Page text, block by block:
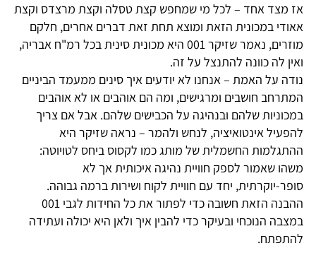
אז מצד אחד – לכל מי שמחפש קצת טסלה וקצת מרצדס וקצת
אאודי במכונית הזאת ומוצא תחת זאת דברים אחרים, חלקם
מוזרים, נאמר שזיקר 001 היא מכונית סינית בכל רמ"ח אבריה,
ואין לה כוונה להתנצל על זה.
נודה על האמת – אנחנו לא יודעים איך סינים ממעמד הביניים
המתרחב חושבים ומרגישים, ומה הם אוהבים או לא אוהבים
במכוניות שלהם ובנהיגה על הכבישים שלהם. אבל אם צריך
להפעיל אינטואיציה, לנחש ולהמר – נראה שזיקר היא
ההתגלמות החשמלית של מותג כמו לקסוס ביחס לטויוטה:
משהו שאמור לספק חוויית נהיגה איכותית אך לא
סופר-יוקרתית, יחד עם חוויית לקוח ושירות ברמה גבוהה.
ההבנה הזאת חשובה כדי לפתור את כל החידות לגבי 001
במצבה הנוכחי ובעיקר כדי להבין איך ולאן היא יכולה ועתידה
להתפתח.